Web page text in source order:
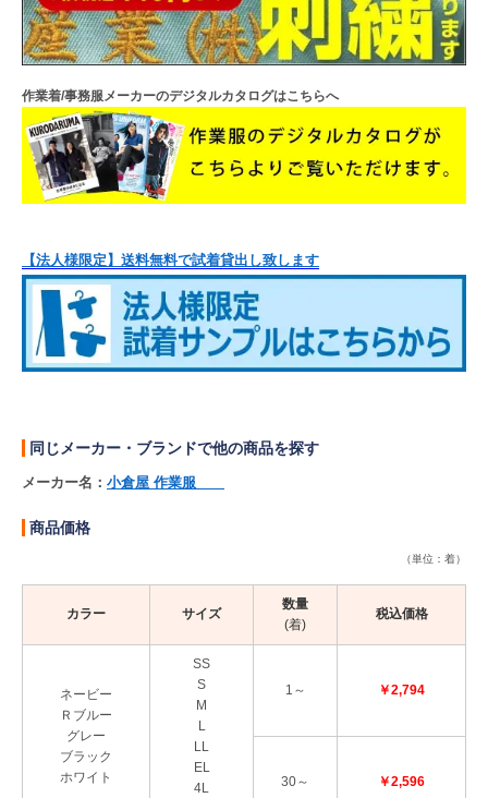
作業着/事務服メーカーのデジタルカタログはこちらへ
【法人様限定】送料無料で試着貸出し致します
同じメーカー・ブランドで他の商品を探す
メーカー名： 小倉屋 作業服
商品価格
（単位：着）
カラー サイズ
数量
(着)
税込価格
ネービー
Ｒブルー
グレー
ブラック
ホワイト
SS
S
M
L
LL
EL
4L
1～ ￥2,794
30～ ￥2,596